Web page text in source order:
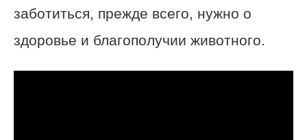
заботиться, прежде всего, нужно о
здоровье и благополучии животного.